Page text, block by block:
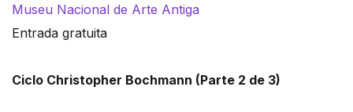
Museu Nacional de Arte Antiga
Entrada gratuita
Ciclo Christopher Bochmann (Parte 2 de 3)